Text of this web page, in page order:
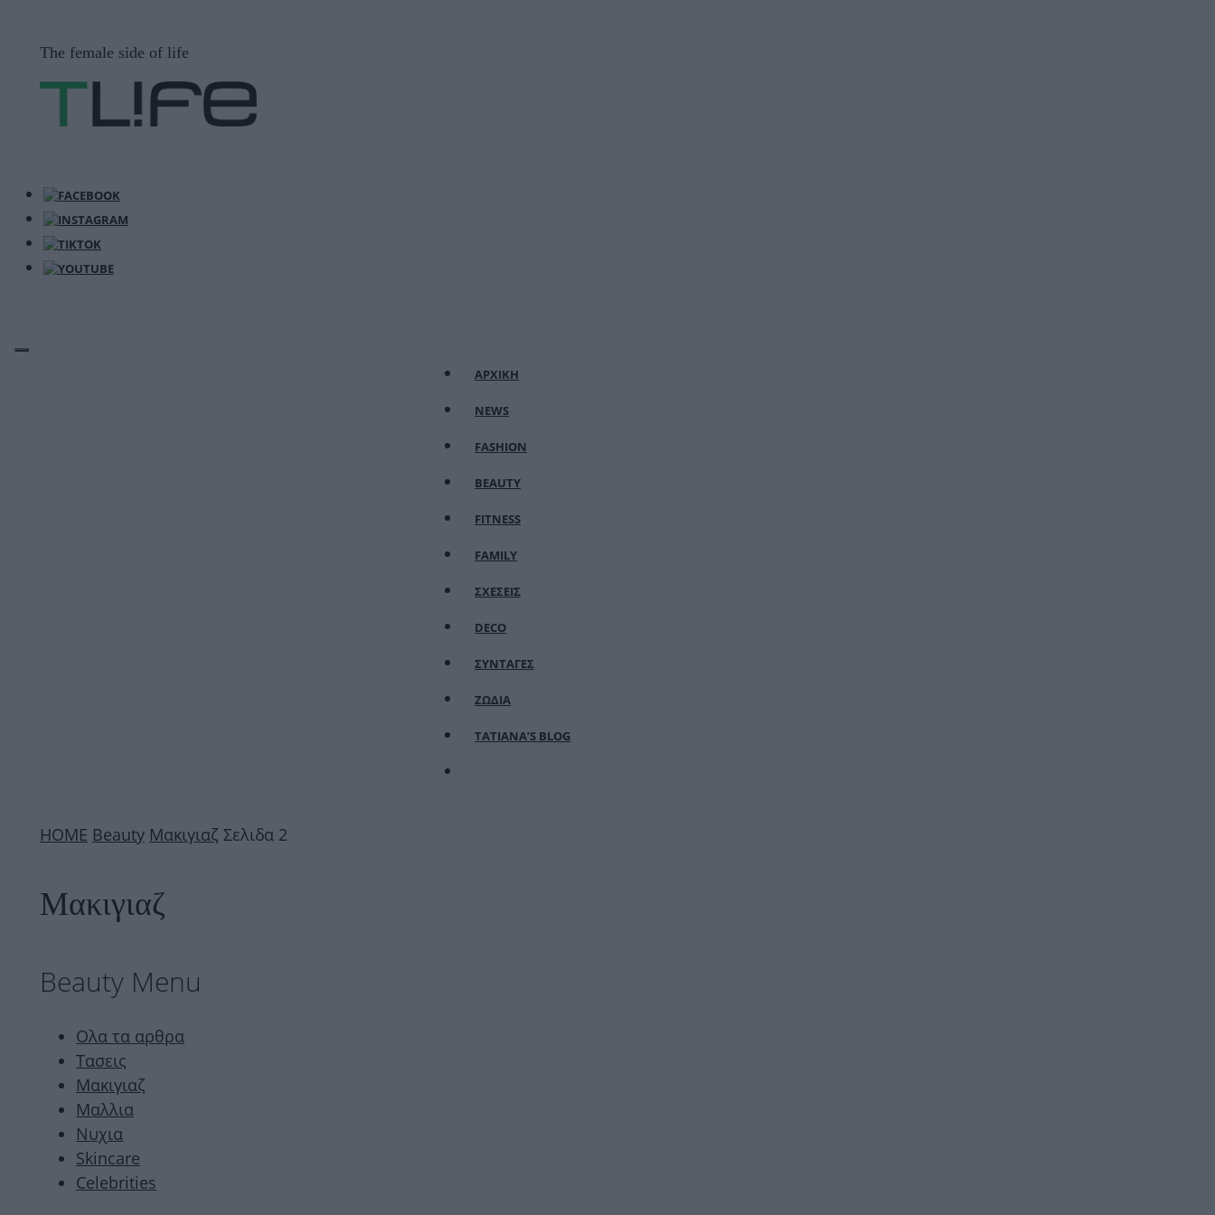
The female side of life
ΑΡΧΙΚΗ
NEWS
FASHION
BEAUTY
FITNESS
FAMILY
ΣΧΕΣΕΙΣ
DECO
ΣΥΝΤΑΓΕΣ
ΖΩΔΙΑ
TATIANA’S BLOG
ΗΟΜΕ Beauty Μακιγιαζ Σελιδα 2
Μακιγιαζ
Beauty Menu
Ολα τα αρθρα
Τασεις
Μακιγιαζ
Μαλλια
Νυχια
Skincare
Celebrities